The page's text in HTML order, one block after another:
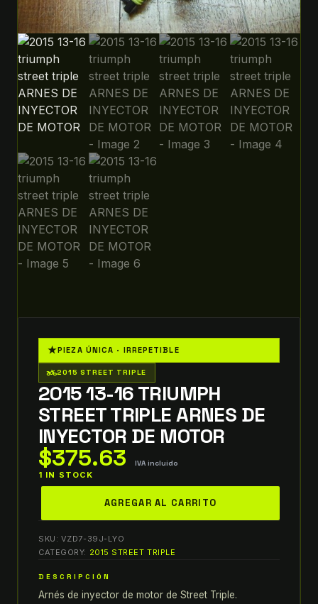
★PIEZA ÚNICA · IRREPETIBLE
two_wheeler2015 STREET TRIPLE
2015 13-16 TRIUMPH
STREET TRIPLE ARNES DE
INYECTOR DE MOTOR
$375.63 IVA incluido
1 IN STOCK
triumph
triple
ARNES
AGREGAR AL CARRITO
SKU: VZD7-39J-LYO
CATEGORY: 2015 STREET TRIPLE
DESCRIPCIÓN
Arnés de inyector de motor de Street Triple.